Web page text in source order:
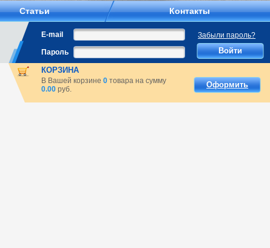
Статьи Контакты
E-mail
Забыли пароль?
Пароль
КОРЗИНА
В Вашей корзине0 товара на сумму
0.00 руб. Оформить